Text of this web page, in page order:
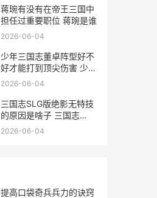
蒋琬有没有在帝王三国中
担任过重要职位 蒋琬是谁
2026-06-04
少年三国志董卓阵型好不
好才能打到顶尖伤害 少年
三国志董卓boss视频
2026-06-04
三国志SLG版绝影无特技
的原因是啥子 三国志
2017绝影给谁用合适
2026-06-04
提高口袋奇兵兵力的诀窍